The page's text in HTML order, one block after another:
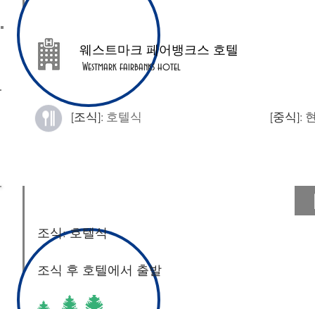
​웨스트마크 페어뱅크스 호텔
Westmark fairbanks hotel
[조식]: 호텔식 [중식]:
조식: 호텔식
​조식 후 호텔에서 출발